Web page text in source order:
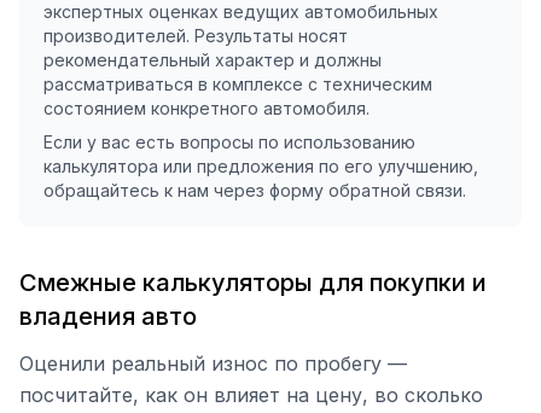
экспертных оценках ведущих автомобильных
производителей. Результаты носят
рекомендательный характер и должны
рассматриваться в комплексе с техническим
состоянием конкретного автомобиля.
Если у вас есть вопросы по использованию
калькулятора или предложения по его улучшению,
обращайтесь к нам через форму обратной связи.
Смежные калькуляторы для покупки и
владения авто
Оценили реальный износ по пробегу —
посчитайте, как он влияет на цену, во сколько